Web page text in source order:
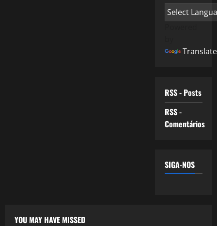
Translate
RSS - Posts
RSS -
Comentários
SIGA-NOS
YOU MAY HAVE MISSED